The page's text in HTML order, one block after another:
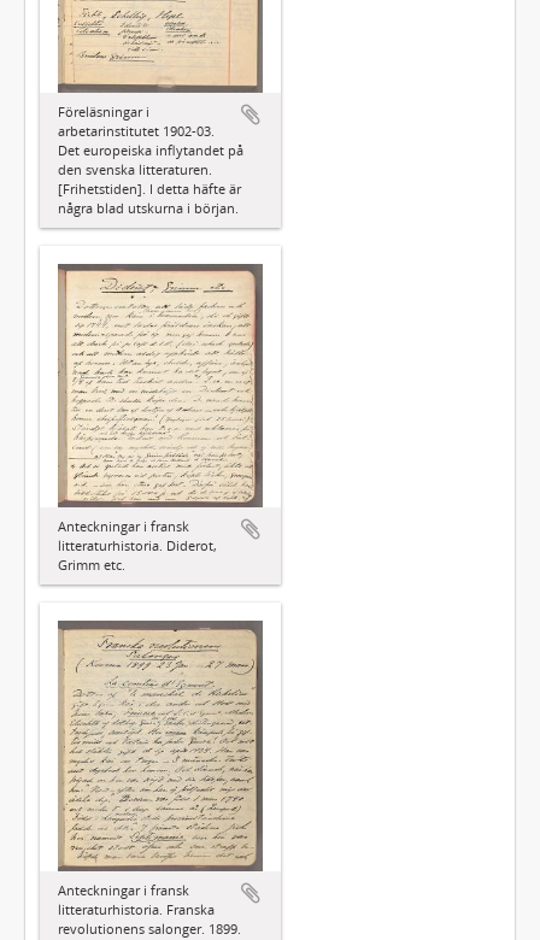
Föreläsningar i
arbetarinstitutet 1902-03.
Det europeiska inflytandet på
den svenska litteraturen.
[Frihetstiden]. I detta häfte är
några blad utskurna i början.
Anteckningar i fransk
litteraturhistoria. Diderot,
Grimm etc.
Anteckningar i fransk
litteraturhistoria. Franska
revolutionens salonger. 1899.